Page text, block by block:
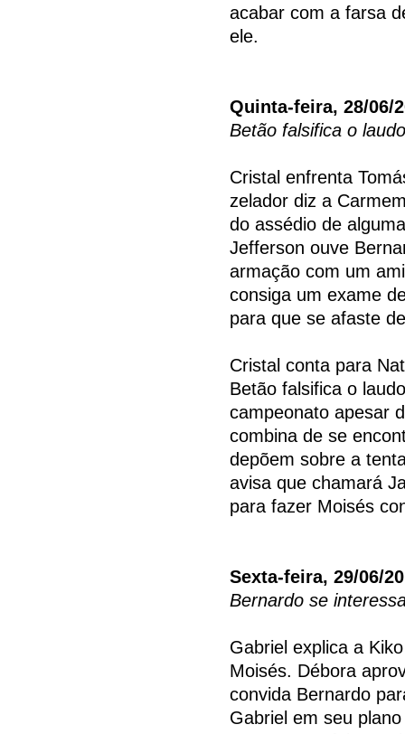
acabar com a farsa
ele.
Quinta-feira, 28/06/
Betão falsifica o
Cristal enfrenta
zelador diz a
do assédio de
Jefferson ouve
armação com um
consiga um exame
para que se afaste
Cristal conta para
Betão falsifica o
campeonato apesar
combina de se
depõem sobre a
avisa que chamará
para fazer Moisés
Sexta-feira, 29/06/
Bernardo se
Gabriel explica a
Moisés. Débora
convida Bernardo
Gabriel em seu